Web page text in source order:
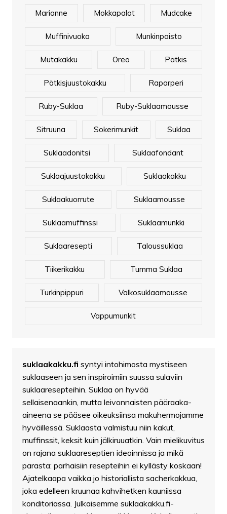
Marianne Mokkapalat Mudcake
Muffinivuoka Munkinpaisto
Mutakakku Oreo Pätkis
Pätkisjuustokakku Raparperi
Ruby-Suklaa Ruby-Suklaamousse
Sitruuna Sokerimunkit Suklaa
Suklaadonitsi Suklaafondant
Suklaajuustokakku Suklaakakku
Suklaakuorrute Suklaamousse
Suklaamuffinssi Suklaamunkki
Suklaaresepti Taloussuklaa
Tiikerikakku Tumma Suklaa
Turkinpippuri Valkosuklaamousse
Vappumunkit
suklaakakku.fi syntyi intohimosta mystiseen
suklaaseen ja sen inspiroimiin suussa sulaviin
suklaaresepteihin. Suklaa on hyvää
sellaisenaankin, mutta leivonnaisten pääraaka-
aineena se pääsee oikeuksiinsa makuhermojamme
hyväillessä. Suklaasta valmistuu niin kakut,
muffinssit, keksit kuin jälkiruuatkin. Vain mielikuvitus
on rajana suklaareseptien ideoinnissa ja mikä
parasta: parhaisiin resepteihin ei kyllästy koskaan!
Ajatelkaapa vaikka jo historiallista sacherkakkua,
joka edelleen kruunaa kahvihetken kauniissa
konditoriassa. Julkaisemme suklaakakku.fi-